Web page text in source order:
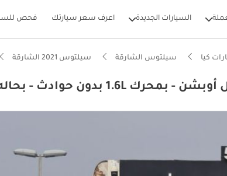
السيارات الجديدة اعرف سعر سيارتك فحص
كيا سيلتوس الشارقة سيلتوس 2021 الشارقة
استهلاك في فئته